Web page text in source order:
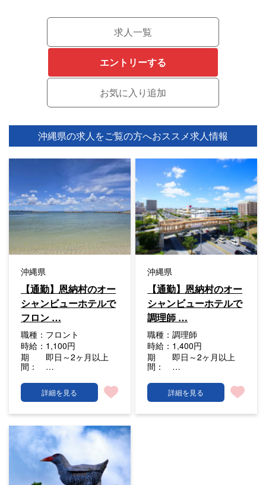
求人一覧
エントリーする
沖縄県の求人をご覧の方へおススメ求人情報
沖縄県
【通勤】恩納村のオー
シャンビューホテルで
フロン …
職種： フロント
時給： 1,100円
期
間：
即日～2ヶ月以上
…
詳細を見る
沖縄県
【通勤】恩納村のオー
シャンビューホテルで
調理師 …
職種：調理師
時給： 1,400円
期
間：
即日～2ヶ月以上
…
詳細を見る